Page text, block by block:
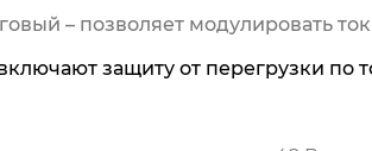
– позволяет модулировать
защиту от перегрузки по